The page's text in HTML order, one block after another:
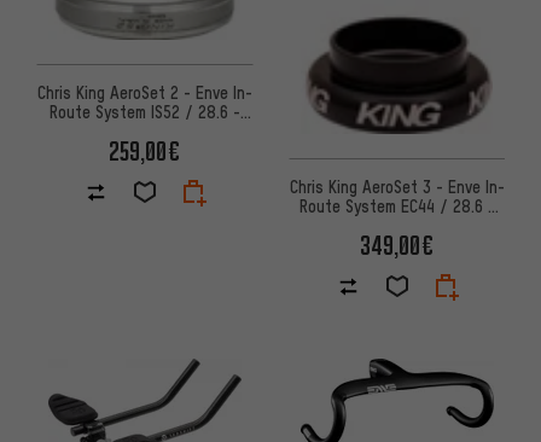
Chris King AeroSet 2 - Enve In-
Route System IS52 / 28.6 -
259,00€
Chris King AeroSet 3 - Enve In-
Route System EC44 / 28.6 -
349,00€